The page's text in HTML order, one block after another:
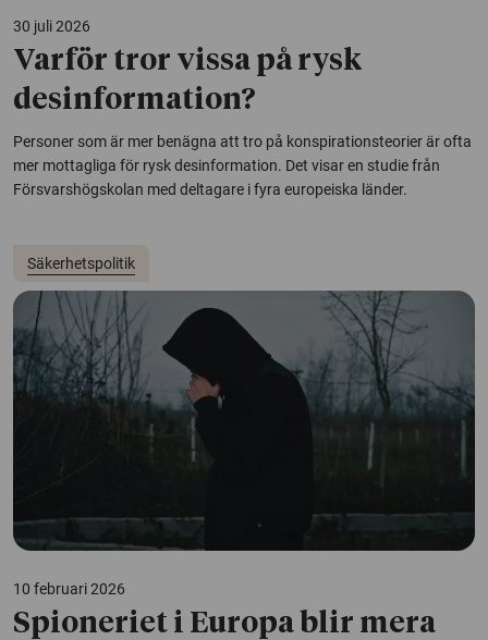
30 juli 2026
Varför tror vissa på rysk
desinformation?
Personer som är mer benägna att tro på konspirationsteorier är ofta
mer mottagliga för rysk desinformation. Det visar en studie från
Försvarshögskolan med deltagare i fyra europeiska länder.
Säkerhetspolitik
10 februari 2026
Spioneriet i Europa blir mera